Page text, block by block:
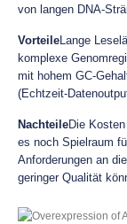
von langen DNA-
VorteileLange
komplexe
mit hohem GC-
(Echtzeit-
NachteileDie
es noch Spielraum
Anforderungen an
geringer Qualität